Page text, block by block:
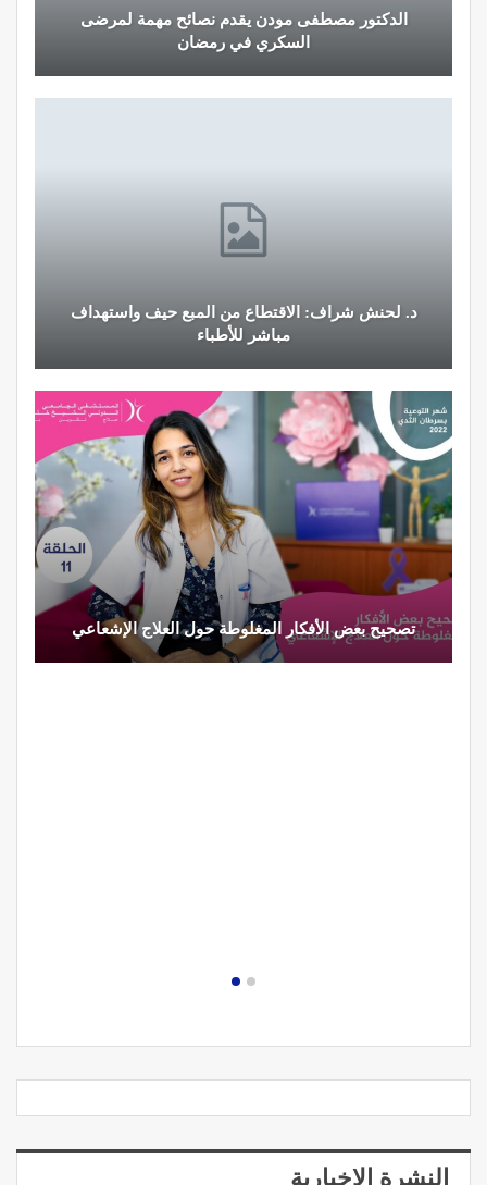
الدكتور مصطفى مودن يقدم نصائح مهمة لمرضى
السكري في رمضان
د. لحنش شراف: الاقتطاع من المبع حيف واستهداف
مباشر للأطباء
تصحيح بعض الأفكار المغلوطة حول العلاج الإشعاعي
النشرة الإخبارية